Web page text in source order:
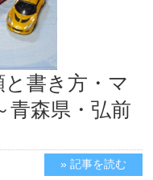
書き方・マ
森県・弘前
» 記事を読む